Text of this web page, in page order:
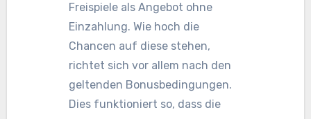
Freispiele als Angebot ohne
Einzahlung. Wie hoch die
Chancen auf diese stehen,
richtet sich vor allem nach den
geltenden Bonusbedingungen.
Dies funktioniert so, dass die